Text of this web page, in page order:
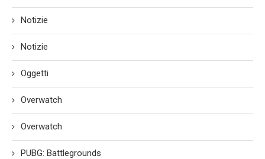
Notizie
Notizie
Oggetti
Overwatch
Overwatch
PUBG: Battlegrounds